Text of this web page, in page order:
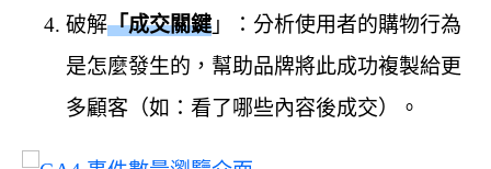
破解「成交關鍵」：分析使用者的購物行為
是怎麼發生的，幫助品牌將此成功複製給更
多顧客（如：看了哪些內容後成交）。